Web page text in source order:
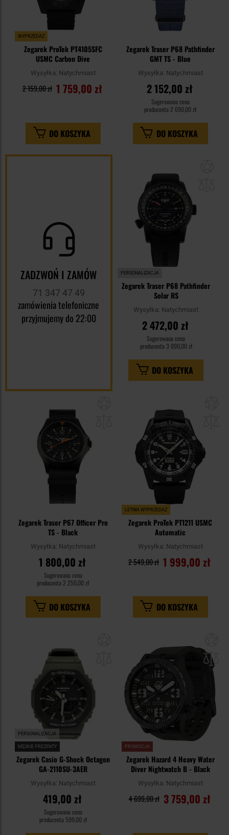
WYPRZEDAŻ
Zegarek ProTek PT4105SFC
USMC Carbon Dive
Wysyłka: Natychmiast
1 759,00 zł
2 159,00 zł
DO KOSZYKA
Zegarek Traser P68 Pathfinder
GMT TS - Blue
Wysyłka: Natychmiast
2 152,00 zł
Sugerowana cena
producenta 2 690,00 zł
DO KOSZYKA
ZADZWOŃ I ZAMÓW
71 347 47 49
zamówienia telefoniczne
przyjmujemy do 22:00
PERSONALIZACJA
Zegarek Traser P68 Pathfinder
Solar RS
Wysyłka: Natychmiast
2 472,00 zł
Sugerowana cena
producenta 3 090,00 zł
DO KOSZYKA
schowka
Zegarek Traser P67 Officer Pro
TS - Black
Wysyłka: Natychmiast
1 800,00 zł
Sugerowana cena
producenta 2 250,00 zł
DO KOSZYKA
LETNIA WYPRZEDAŻ
Zegarek ProTek PT1211 USMC
Automatic
Wysyłka: Natychmiast
1 999,00 zł
2 549,00 zł
DO KOSZYKA
schowka
PERSONALIZACJA
MĘSKIE PREZENTY
Zegarek Casio G-Shock Octagon
GA-2110SU-3AER
Wysyłka: Natychmiast
419,00 zł
Sugerowana cena
producenta 599,00 zł
PROMOCJA
Zegarek Hazard 4 Heavy Water
Diver Nightwatch B - Black
Wysyłka: Natychmiast
3 759,00 zł
4 699,00 zł